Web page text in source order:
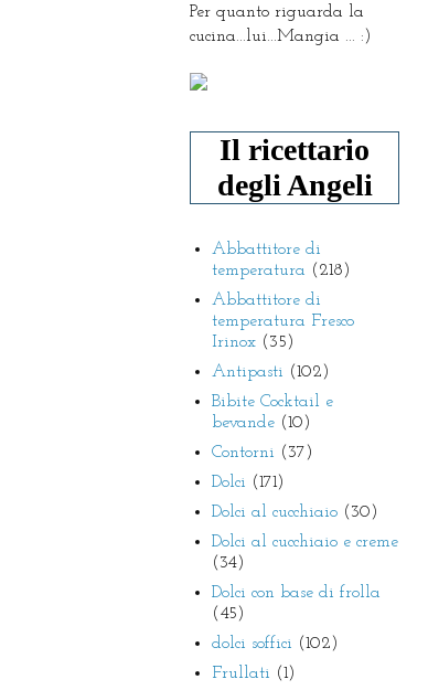
Per quanto riguarda la
cucina...lui...Mangia ... :)
Il ricettario
degli Angeli
Abbattitore di
temperatura (218)
Abbattitore di
temperatura Fresco
Irinox (35)
Antipasti (102)
Bibite Cocktail e
bevande (10)
Contorni (37)
Dolci (171)
Dolci al cucchiaio (30)
Dolci al cucchiaio e creme
(34)
Dolci con base di frolla
(45)
dolci soffici (102)
Frullati (1)